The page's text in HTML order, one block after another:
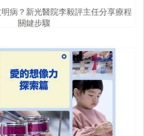
病？新光醫院李毅評主任分享療程
關鍵步驟